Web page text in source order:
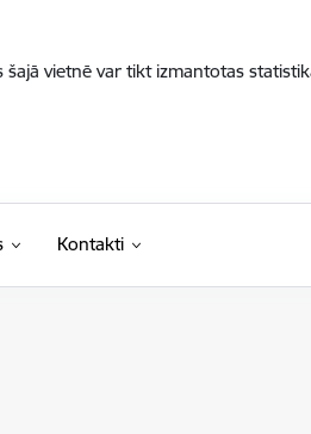
vietnē var tikt izmantotas
Kontakti